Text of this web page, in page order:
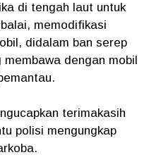
di tengah laut untuk
memodifikasi
didalam ban serep
dengan mobil
terimakasih
polisi mengungkap